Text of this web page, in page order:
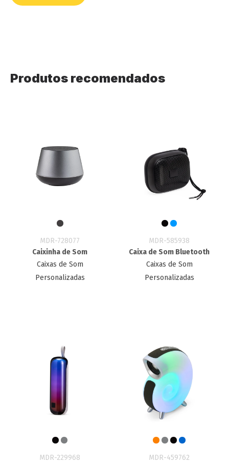
Produtos recomendados
MDR-728077
Caixinha de Som
Caixas de Som
Personalizadas
MDR-585938
Caixa de Som Bluetooth
Caixas de Som
Personalizadas
MDR-229968
MDR-459762